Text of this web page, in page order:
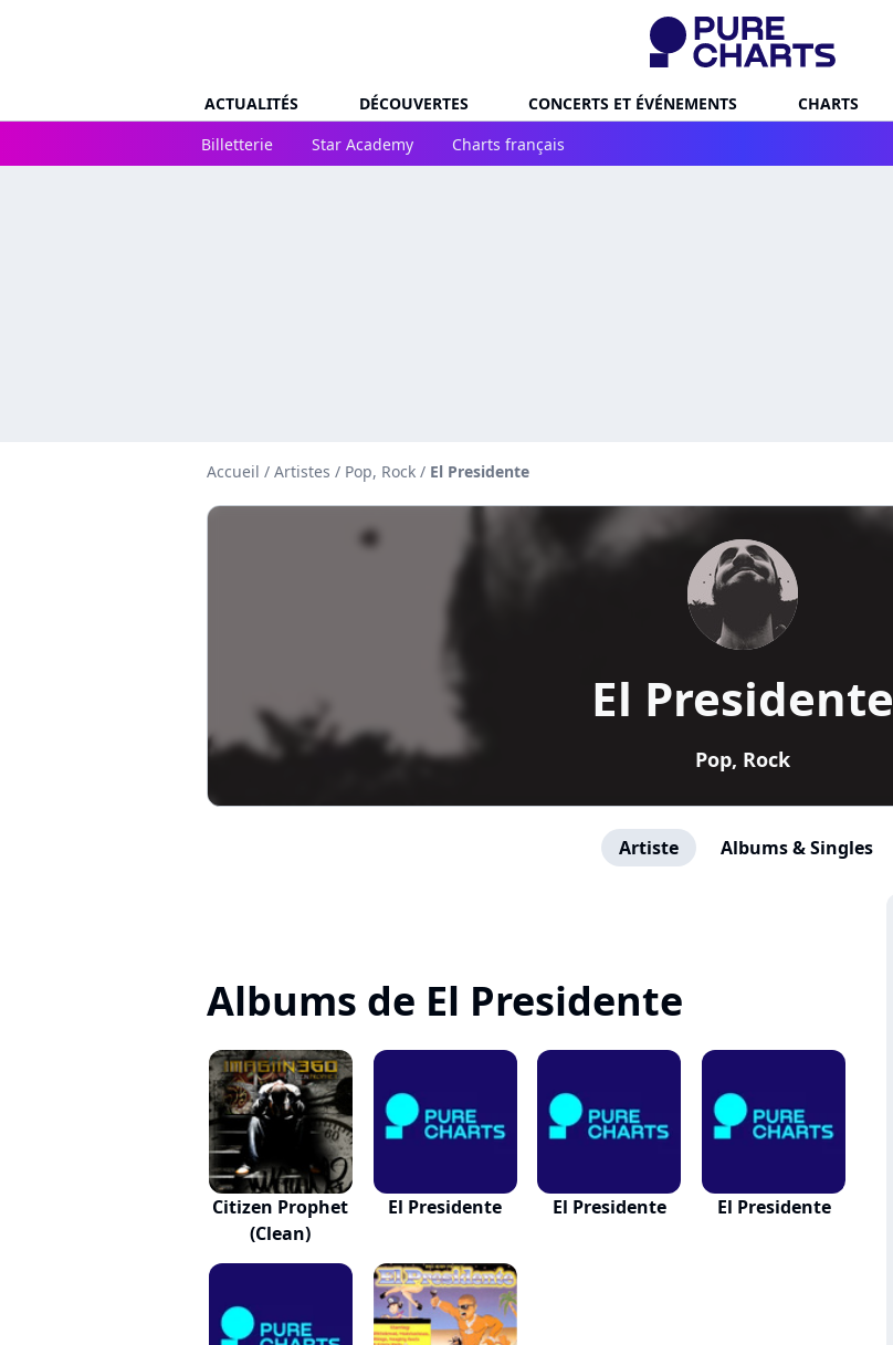
ACTUALITÉS DÉCOUVERTES CONCERTS ET ÉVÉNEMENTS CHARTS
Billetterie
Star Academy Charts français
Accueil / Artistes / Pop, Rock / El Presidente
El Presidente
Pop, Rock
Artiste Albums & Singles
Albums de El Presidente
Citizen Prophet
(Clean)
El Presidente El Presidente El Presidente